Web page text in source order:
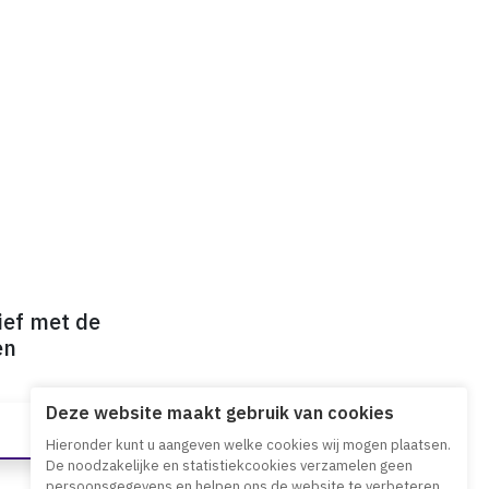
met de
Deze website maakt gebruik van cookies
Hieronder kunt u aangeven welke cookies wij mogen plaatsen.
De noodzakelijke en statistiekcookies verzamelen geen